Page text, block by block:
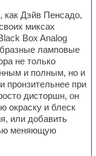
как Дэйв Пенсадо,
миксах
Box Analog
ламповые
не только
и полным, но и
пронзительнее при
дисторшн, он
окраску и блеск
или добавить
меняющую